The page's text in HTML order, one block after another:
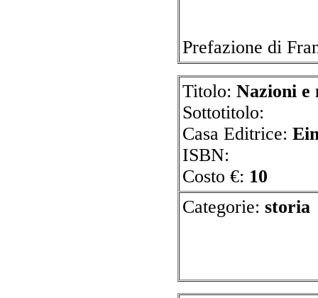
Prefazione di
Titolo:Nazioni e
Sottotitolo:
Casa Editrice:
ISBN:
Costo €: 10
Categorie: